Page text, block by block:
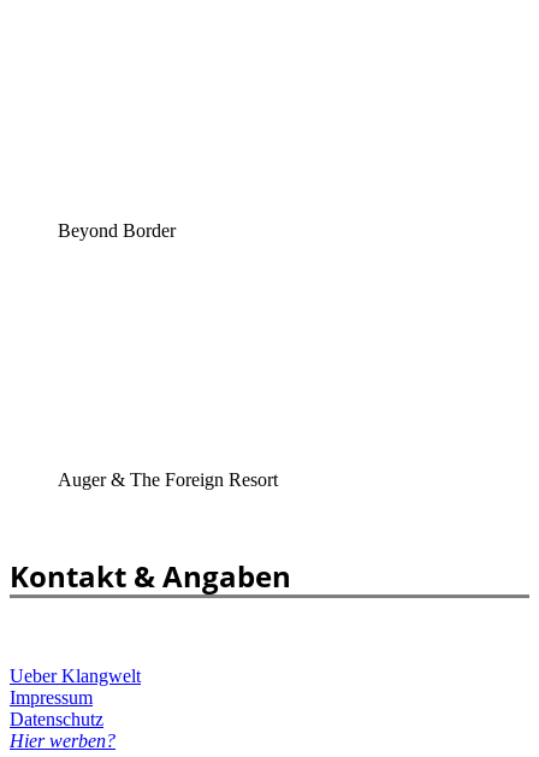
Beyond Border
Auger & The Foreign Resort
Kontakt & Angaben
Ueber Klangwelt
Impressum
Datenschutz
Hier werben?